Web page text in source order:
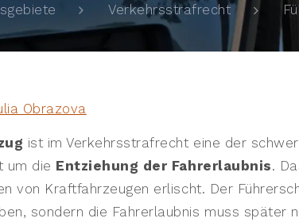
Verkehrsstrafrecht
Obrazova
ist im Verkehrsstrafrecht eine der
um die Entziehung der Fahrerlaubnis.
von Kraftfahrzeugen erlischt. Der
sondern die Fahrerlaubnis muss später